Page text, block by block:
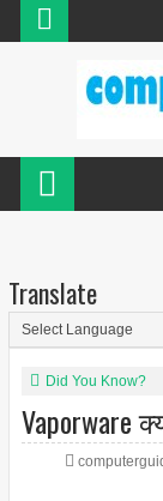
Translate
Did You Know?
Vaporware